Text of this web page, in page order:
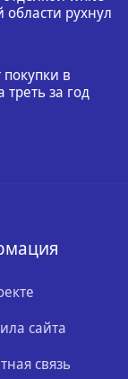
области рухнул
в
за год
сайта
связь